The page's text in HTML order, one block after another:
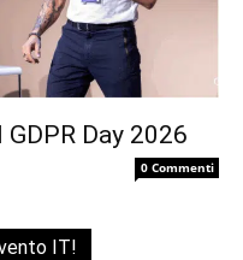
Day 2026
0 Commenti
IT!